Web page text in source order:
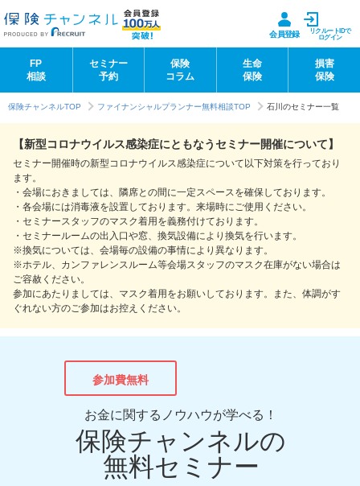
会員登録
リクルートIDで
ログイン
FP
相談
セミナー
予約
保険
コラム
生命
保険
損害
保険
保険チャンネルTOP ファイナンシャルプランナー無料相談TOP 石川のセミナー一覧
【新型コロナウイルス感染症にともなうセミナー開催について】
セミナー開催時の新型コロナウイルス感染症について以下対策を行っており
ます。
・会場におきましては、隣席との間に一定スペースを確保しております。
・各会場には消毒液を設置しております。来場時にご使用ください。
・セミナースタッフのマスク着用を義務付けております。
・セミナールームの出入口や窓、換気設備により換気を行います。
※換気については、会場毎の設備の事情により異なります。
※ホテル、カンファレンスルーム等会場スタッフのマスク在庫がない場合は
ご容赦ください。
参加にあたりましては、マスク着用をお願いしております。また、体調がす
ぐれない方のご参加はお控えください。
参加費無料
お金に関するノウハウが学べる！
保険チャンネルの
無料セミナー